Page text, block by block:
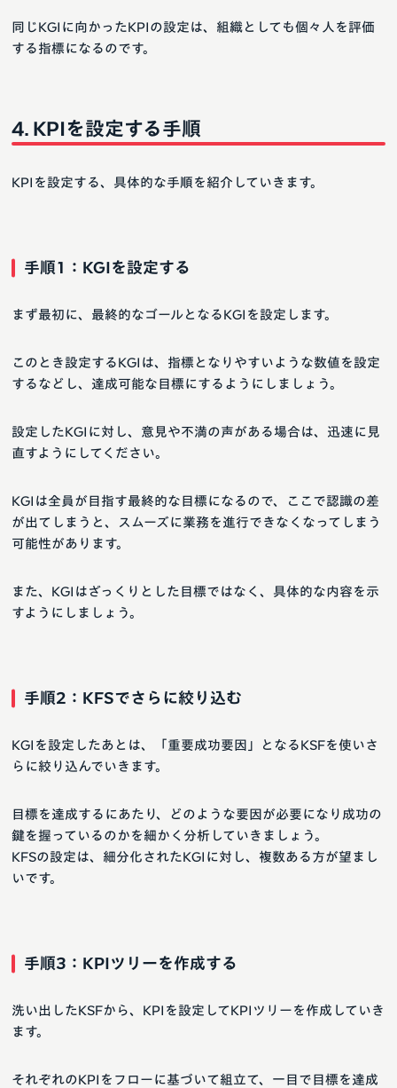
同じKGIに向かったKPIの設定は、組織としても個々人を評価
する指標になるのです。
KPIを設定する手順
KPIを設定する、具体的な手順を紹介していきます。
手順1：KGIを設定する
まず最初に、最終的なゴールとなるKGIを設定します。
このとき設定するKGIは、指標となりやすいような数値を設定
するなどし、達成可能な目標にするようにしましょう。
設定したKGIに対し、意見や不満の声がある場合は、迅速に見
直すようにしてください。
KGIは全員が目指す最終的な目標になるので、ここで認識の差
が出てしまうと、スムーズに業務を進行できなくなってしまう
可能性があります。
また、KGIはざっくりとした目標ではなく、具体的な内容を示
すようにしましょう。
手順2：KFSでさらに絞り込む
KGIを設定したあとは、「重要成功要因」となるKSFを使いさ
らに絞り込んでいきます。
目標を達成するにあたり、どのような要因が必要になり成功の
鍵を握っているのかを細かく分析していきましょう。
KFSの設定は、細分化されたKGIに対し、複数ある方が望まし
いです。
手順3：KPIツリーを作成する
洗い出したKSFから、KPIを設定してKPIツリーを作成していき
ます。
それぞれのKPIをフローに基づいて組立て、一目で目標を達成